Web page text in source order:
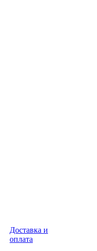
Доставка и
оплата